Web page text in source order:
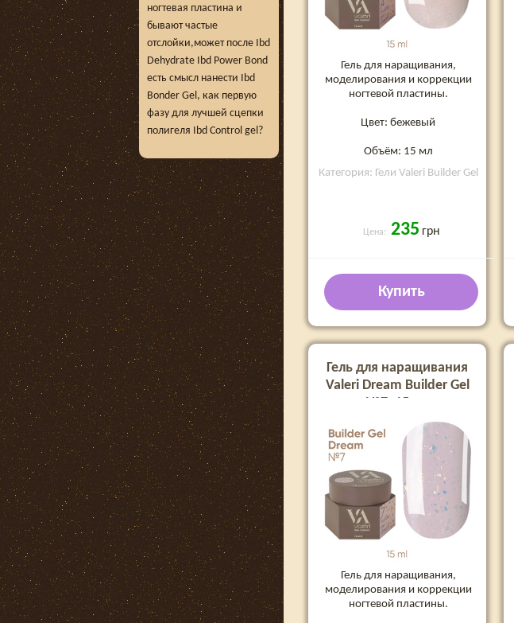
ногтевая пластина и
бывают частые
отслойки,может после Ibd
Dehydrate Ibd Power Bond
есть смысл нанести Ibd
Bonder Gel, как первую
фазу для лучшей сцепки
полигеля Ibd Control gel?
Гель для наращивания,
моделирования и коррекции
ногтевой пластины.
Цвет: бежевый
Объём: 15 мл
Категория: Гели Valeri Builder Gel
Цена: 235 грн
Купить
Гель для наращивания
Valeri Dream Builder Gel
№7, 15 мл
Гель для наращивания,
моделирования и коррекции
ногтевой пластины.